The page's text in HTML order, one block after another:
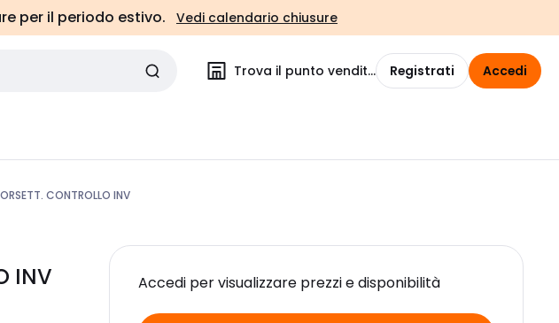
per il periodo estivo. Vedi calendario chiusure
Trova il punto vendita Registrati Accedi
CONTROLLO INV
INV Accedi per visualizzare prezzi e disponibilità